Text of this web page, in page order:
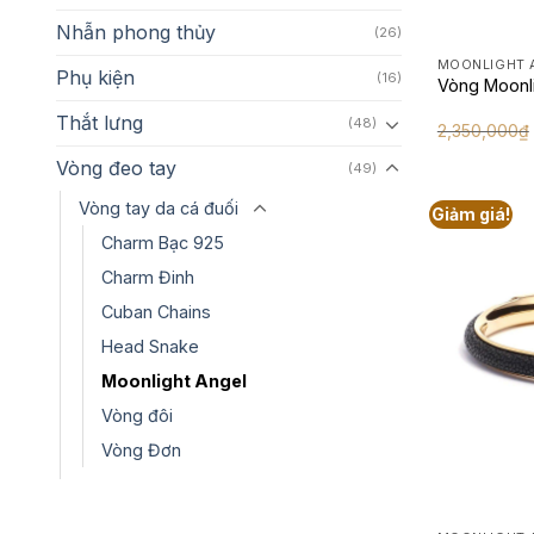
Nhẫn phong thủy (26)
Phụ kiện (16)
Thắt lưng (48)
Vòng đeo tay (49)
Vòng tay da cá đuối
Charm Bạc 925
Charm Đinh
Cuban Chains
Head Snake
Moonlight Angel
Vòng đôi
Vòng Đơn
MOONLIGHT
Vòng
2,350,000₫
Giảm giá!